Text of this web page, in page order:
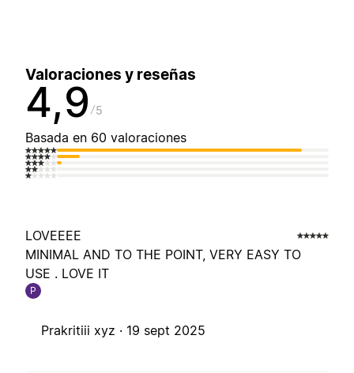
Valoraciones y reseñas
4,9 5
Basada en 60 valoraciones
LOVEEEE
MINIMAL AND TO THE POINT, VERY EASY TO
USE . LOVE IT
P
Prakritiii xyz · 19 sept 2025